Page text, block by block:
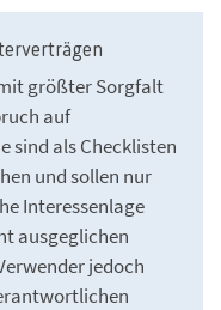
größter Sorgfalt
auf
sind als Checklisten
und sollen nur
Interessenlage
ausgeglichen
jedoch